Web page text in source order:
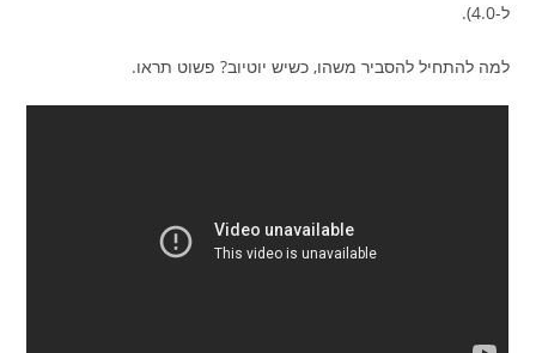
ל-4.0).
למה להתחיל להסביר משהו, כשיש יוטיוב? פשוט תראו.